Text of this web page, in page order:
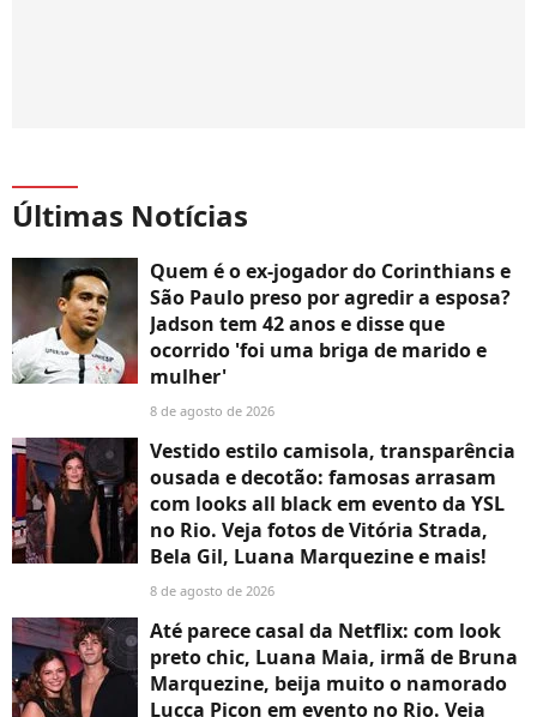
Últimas Notícias
Quem é o ex-jogador do Corinthians e
São Paulo preso por agredir a esposa?
Jadson tem 42 anos e disse que
ocorrido 'foi uma briga de marido e
mulher'
8 de agosto de 2026
Vestido estilo camisola, transparência
ousada e decotão: famosas arrasam
com looks all black em evento da YSL
no Rio. Veja fotos de Vitória Strada,
Bela Gil, Luana Marquezine e mais!
8 de agosto de 2026
Até parece casal da Netflix: com look
preto chic, Luana Maia, irmã de Bruna
Marquezine, beija muito o namorado
Lucca Picon em evento no Rio. Veja